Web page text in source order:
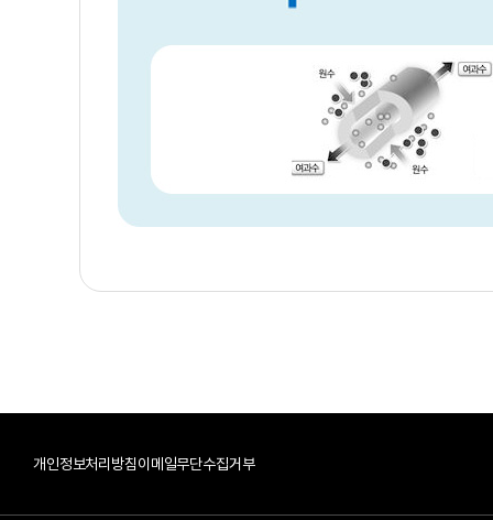
개인정보처리방침이메일무단수집거부